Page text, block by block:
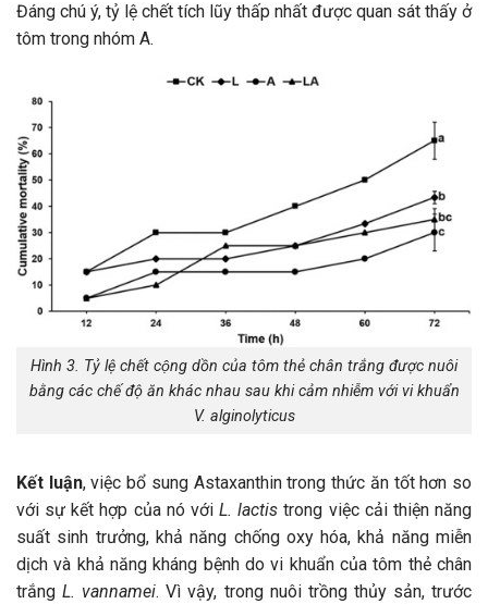
Đáng chú ý, tỷ lệ chết tích lũy thấp nhất được quan sát thấy ở
tôm trong nhóm A.
Hình 3. Tỷ lệ chết cộng dồn của tôm thẻ chân trắng được nuôi
bằng các chế độ ăn khác nhau sau khi cảm nhiễm với vi khuẩn
V. alginolyticus
Kết luận, việc bổ sung Astaxanthin trong thức ăn tốt hơn so
với sự kết hợp của nó vớiL. lactis trong việc cải thiện năng
suất sinh trưởng, khả năng chống oxy hóa, khả năng miễn
dịch và khả năng kháng bệnh do vi khuẩn của tôm thẻ chân
trắngL. vannamei. Vì vậy, trong nuôi trồng thủy sản, trước